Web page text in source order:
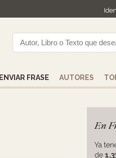
ENVIAR FRASE AUTORES
En
Ya
de